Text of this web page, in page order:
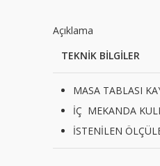
Açıklama
TEKNİK BİLGİLER
MASA TABLASI
İÇ MEKANDA
İSTENİLEN